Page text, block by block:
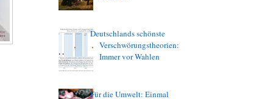
Deutschlands schönste
Verschwörungstheorien:
Immer vor Wahlen
Für die Umwelt: Einmal